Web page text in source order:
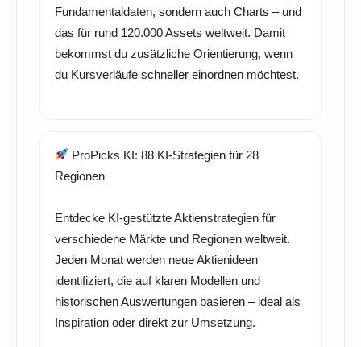
Fundamentaldaten, sondern auch Charts – und
das für rund 120.000 Assets weltweit. Damit
bekommst du zusätzliche Orientierung, wenn
du Kursverläufe schneller einordnen möchtest.
ProPicks KI: 88 KI-Strategien für 28
Regionen
Entdecke KI-gestützte Aktienstrategien für
verschiedene Märkte und Regionen weltweit.
Jeden Monat werden neue Aktienideen
identifiziert, die auf klaren Modellen und
historischen Auswertungen basieren – ideal als
Inspiration oder direkt zur Umsetzung.